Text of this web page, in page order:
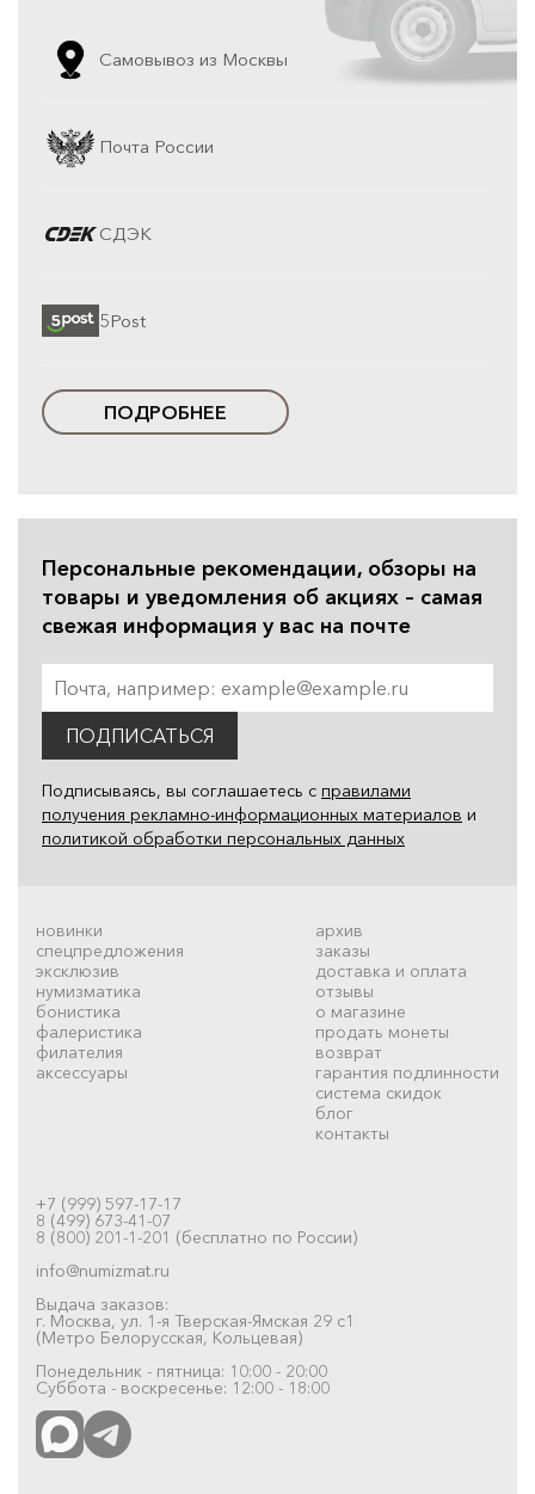
Самовывоз из Москвы
Почта России
СДЭК
5Post
ПОДРОБНЕЕ
Персональные рекомендации, обзоры на
товары и уведомления об акциях – самая
свежая информация у вас на почте
ПОДПИСАТЬСЯ
Подписываясь, вы соглашаетесь с правилами
получения рекламно-информационных материалов и
политикой обработки персональных данных
новинки
спецпредложения
эксклюзив
нумизматика
бонистика
фалеристика
филателия
аксессуары
архив
заказы
доставка и оплата
отзывы
о магазине
продать монеты
возврат
гарантия подлинности
система скидок
блог
контакты
+7 (999) 597-17-17
8 (499) 673-41-07
8 (800) 201-1-201 (бесплатно по России)
info@numizmat.ru
Выдача заказов:
г. Москва, ул. 1-я Тверская-Ямская 29 с1
(Метро Белорусская, Кольцевая)
Понедельник - пятница: 10:00 - 20:00
Суббота - воскресенье: 12:00 - 18:00